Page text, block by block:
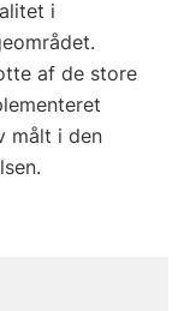
i
af de store
målt i den